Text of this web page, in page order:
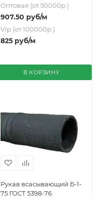
Оптовая (от 50000р.)
907.50 руб/м
Vip (от 100000р.)
825руб/м
В КОРЗИНУ
Рукав всасывающий Б-1-
75 ГОСТ 5398-76